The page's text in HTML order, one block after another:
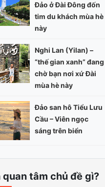
Đảo ở Đài Đông đốn
tim du khách mùa hè
này
Nghi Lan (Yilan) –
“thế gian xanh” đang
chờ bạn nơi xứ Đài
mùa hè này
Đảo san hô Tiểu Lưu
Cầu – Viên ngọc
sáng trên biển
quan tâm chủ đề gì?